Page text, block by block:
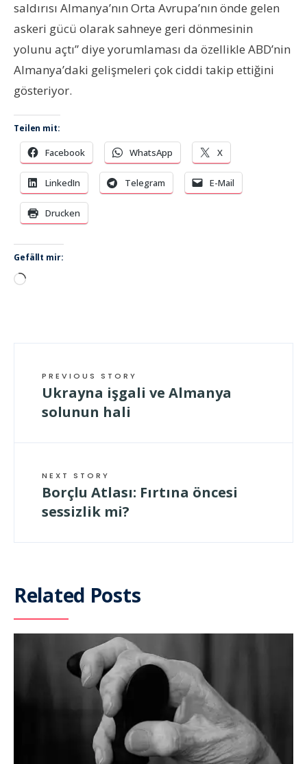
saldırısı Almanya’nın Orta Avrupa’nın önde gelen
askeri gücü olarak sahneye geri dönmesinin
yolunu açtı” diye yorumlaması da özellikle ABD’nin
Almanya’daki gelişmeleri çok ciddi takip ettiğini
gösteriyor.
Teilen mit:
Facebook WhatsApp X
LinkedIn Telegram E-Mail
Drucken
Gefällt mir:
Wird
PREVIOUS STORY
Ukrayna işgali ve Almanya
solunun hali
NEXT STORY
Borçlu Atlası: Fırtına öncesi
sessizlik mi?
Related Posts